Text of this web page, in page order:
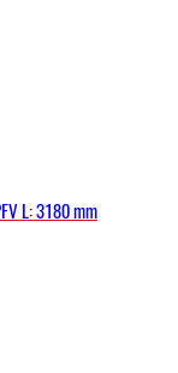
L: 3180 mm